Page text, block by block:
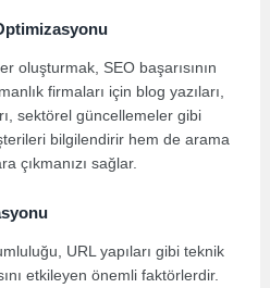
oluşturmak, SEO başarısının
firmaları için blog yazıları,
sektörel güncellemeler gibi
bilgilendirir hem de arama
çıkmanızı sağlar.
URL yapıları gibi teknik
etkileyen önemli faktörlerdir.